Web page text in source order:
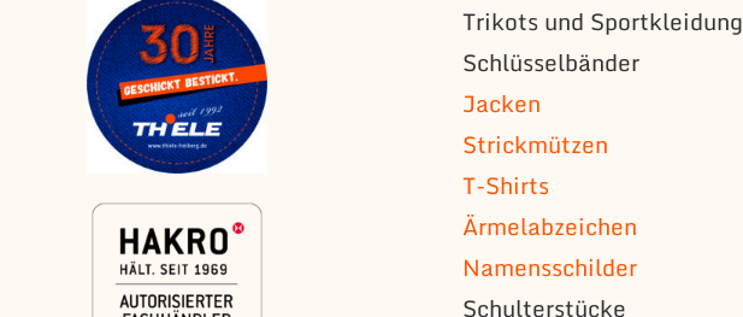
Trikots und Sportkleidung
Schlüsselbänder
Jacken
Strickmützen
T-Shirts
Ärmelabzeichen
Namensschilder
Schulterstücke